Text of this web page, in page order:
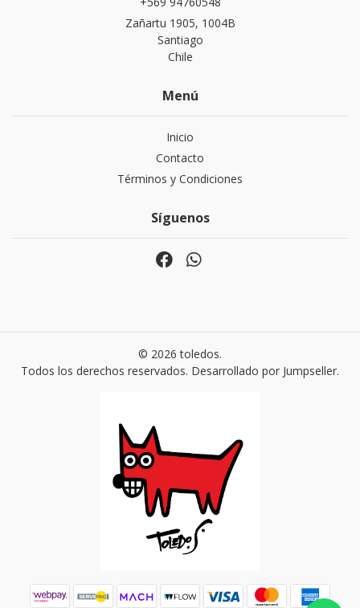
Zañartu 1905, 1004B
Santiago
Chile
Menú
Inicio
Contacto
Términos y Condiciones
Síguenos
© 2026 toledos.
Todos los derechos reservados. Desarrollado por Jumpseller.